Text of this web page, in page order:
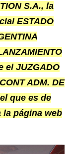
S.A., la
ESTADO
el JUZGADO
ADM. DE
que es de
página web